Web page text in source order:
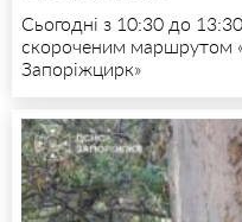
Сьогодні з 10:30 до
скороченим маршрутом
Запоріжцирк»